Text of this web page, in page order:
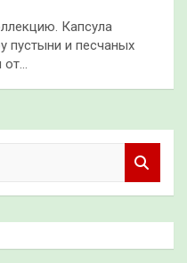
Капсула
пустыни и песчаных
от…